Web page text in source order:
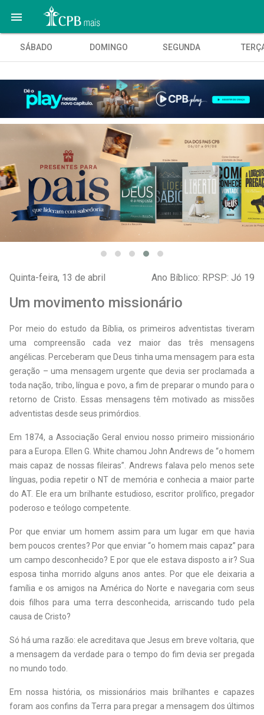

SÁBADO DOMINGO SEGUNDA
Quinta-feira, 13 de abril Ano Bíblico: RPSP: Jó 19
Um movimento missionário
Por meio do estudo da Bíblia, os primeiros adventistas tiveram
uma compreensão cada vez maior das três mensagens
angélicas. Perceberam que Deus tinha uma mensagem para esta
geração – uma mensagem urgente que devia ser proclamada a
toda nação, tribo, língua e povo, a fim de preparar o mundo para o
retorno de Cristo. Essas mensagens têm motivado as missões
adventistas desde seus primórdios.
Em 1874, a Associação Geral enviou nosso primeiro missionário
para a Europa. Ellen G. White chamou John Andrews de “o homem
mais capaz de nossas fileiras”. Andrews falava pelo menos sete
línguas, podia repetir o NT de memória e conhecia a maior parte
do AT. Ele era um brilhante estudioso, escritor prolífico, pregador
poderoso e teólogo competente.
Por que enviar um homem assim para um lugar em que havia
bem poucos crentes? Por que enviar “o homem mais capaz” para
um campo desconhecido? E por que ele estava disposto a ir? Sua
esposa tinha morrido alguns anos antes. Por que ele deixaria a
família e os amigos na América do Norte e navegaria com seus
dois filhos para uma terra desconhecida, arriscando tudo pela
causa de Cristo?
Só há uma razão: ele acreditava que Jesus em breve voltaria, que
a mensagem da verdade para o tempo do fim devia ser pregada
no mundo todo.
Em nossa história, os missionários mais brilhantes e capazes
foram aos confins da Terra para pregar a mensagem dos últimos